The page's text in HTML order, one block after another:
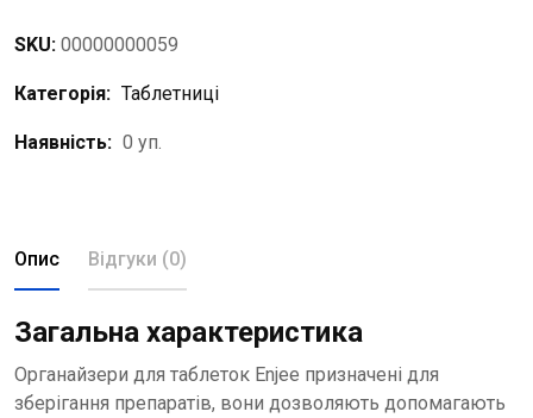
SKU: 00000000059
Категорія: Таблетниці
Наявність: 0 уп.
Опис Відгуки (0)
Загальна характеристика
Органайзери для таблеток Enjee призначені для
зберігання препаратів, вони дозволяють допомагають